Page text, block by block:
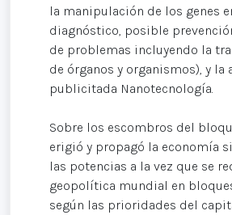
la manipulación de los genes
diagnóstico, posible
de problemas incluyendo la
de órganos y organismos), y la
publicitada Nanotecnología.
Sobre los escombros del
erigió y propagó la economía
las potencias a la vez que se
geopolítica mundial en
según las prioridades del